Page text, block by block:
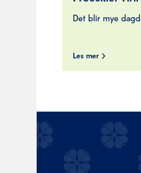
Det blir mye
Les mer